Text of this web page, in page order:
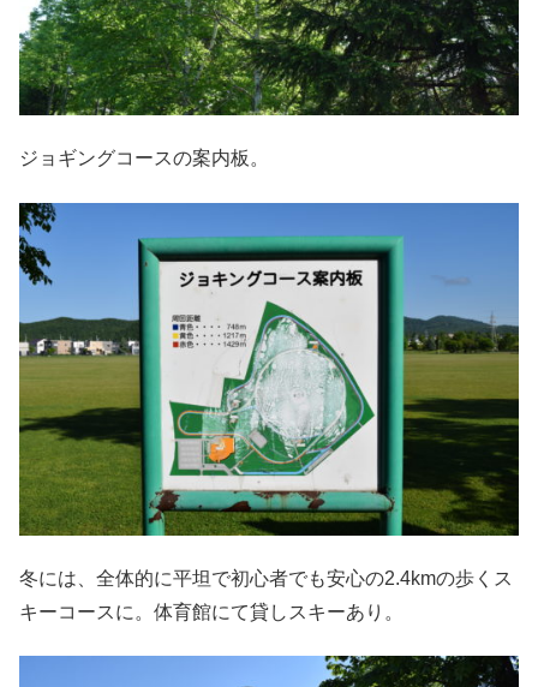
ジョギングコースの案内板。
冬には、全体的に平坦で初心者でも安心の2.4kmの歩くス
キーコースに。体育館にて貸しスキーあり。